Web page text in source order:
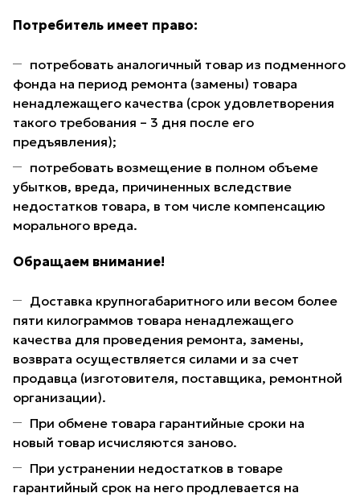
Потребитель имеет право:
потребовать аналогичный товар из подменного
фонда на период ремонта (замены) товара
ненадлежащего качества (срок удовлетворения
такого требования – 3 дня после его
предъявления);
потребовать возмещение в полном объеме
убытков, вреда, причиненных вследствие
недостатков товара, в том числе компенсацию
морального вреда.
Обращаем внимание!
Доставка крупногабаритного или весом более
пяти килограммов товара ненадлежащего
качества для проведения ремонта, замены,
возврата осуществляется силами и за счет
продавца (изготовителя, поставщика, ремонтной
организации).
При обмене товара гарантийные сроки на
новый товар исчисляются заново.
При устранении недостатков в товаре
гарантийный срок на него продлевается на